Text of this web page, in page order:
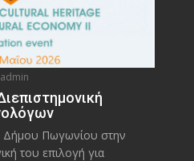
Δήμου Πωγωνίου στην
του επιλογή για